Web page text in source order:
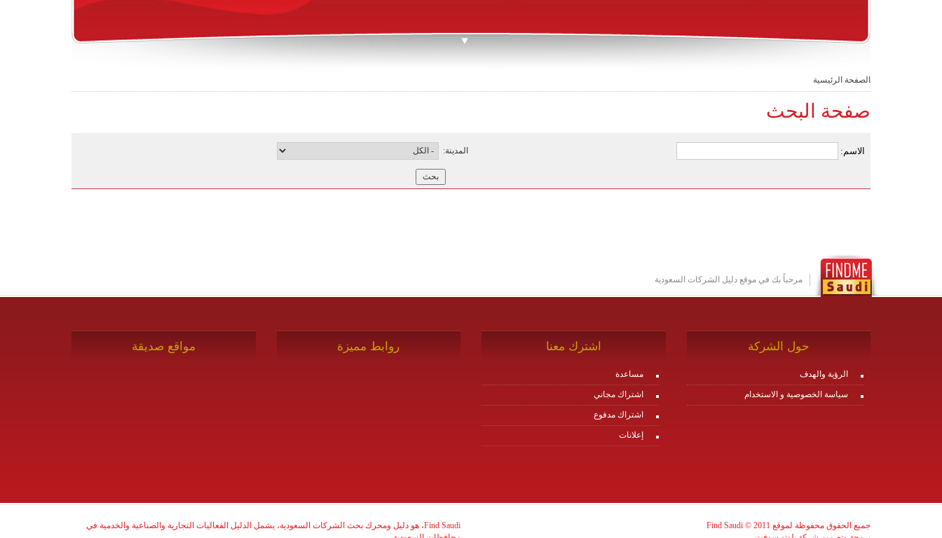
الصفحة الرئيسية
صفحة البحث
الاسم: المدينة:
مرحباً بك في موقع دليل الشركات السعودية
حول الشركة
الرؤية والهدف
سياسة الخصوصية و الاستخدام
اشترك معنا
مساعدة
اشتراك مجاني
اشتراك مدفوع
إعلانات
روابط مميزة مواقع صديقة
جميع الحقوق محفوظة لموقع Find Saudi © 2011
Find Saudi، هو دليل ومحرك بحث الشركات السعودية، يشمل الدليل الفعاليات التجارية والصناعية والخدمية في